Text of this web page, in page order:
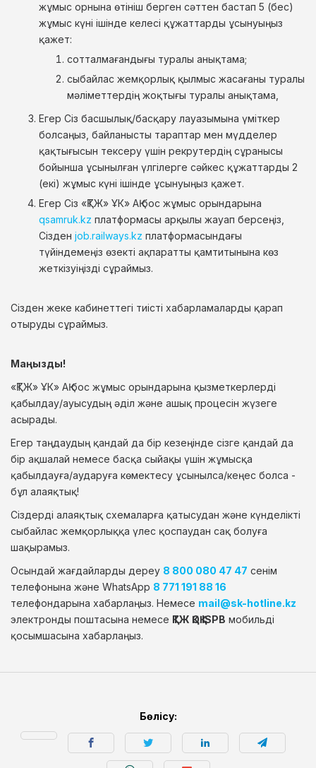
жұмыс орнына өтініш берген сәттен бастап 5 (бес)
жұмыс күні ішінде келесі құжаттарды ұсынуыңыз
қажет:
сотталмағандығы туралы анықтама;
сыбайлас жемқорлық қылмыс жасағаны туралы
мәліметтердің жоқтығы туралы анықтама,
Егер Сіз басшылық/басқару лауазымына үміткер
болсаңыз, байланысты тараптар мен мүдделер
қақтығысын тексеру үшін рекрутердің сұранысы
бойынша ұсынылған үлгілерге сәйкес құжаттарды 2
(екі) жұмыс күні ішінде ұсынуыңыз қажет.
Егер Сіз «ҚТЖ» ҰК» АҚ бос жұмыс орындарына
qsamruk.kz платформасы арқылы жауап берсеңіз,
Сізден job.railways.kz платформасындағы
түйіндемеңіз өзекті ақпаратты қамтитынына көз
жеткізуіңізді сұраймыз.
Сізден жеке кабинеттегі тиісті хабарламаларды қарап
отыруды сұраймыз.
Маңызды!
«ҚТЖ» ҰК» АҚ бос жұмыс орындарына қызметкерлерді
қабылдау/ауысудың әділ және ашық процесін жүзеге
асырады.
Егер таңдаудың қандай да бір кезеңінде сізге қандай да
бір ақшалай немесе басқа сыйақы үшін жұмысқа
қабылдауға/аударуға көмектесу ұсынылса/кеңес болса -
бұл алаяқтық!
Сіздерді алаяқтық схемаларға қатысудан және күнделікті
сыбайлас жемқорлыққа үлес қоспаудан сақ болуға
шақырамыз.
Осындай жағдайларды дереу 8 800 080 47 47 сенім
телефонына және WhatsApp 8 771 191 88 16
телефондарына хабарлаңыз. Немесе mail@sk-hotline.kz
электронды поштасына немесе ҚТЖ ҚОҚ ISPB мобильді
қосымшасына хабарлаңыз.
Бөлісу: